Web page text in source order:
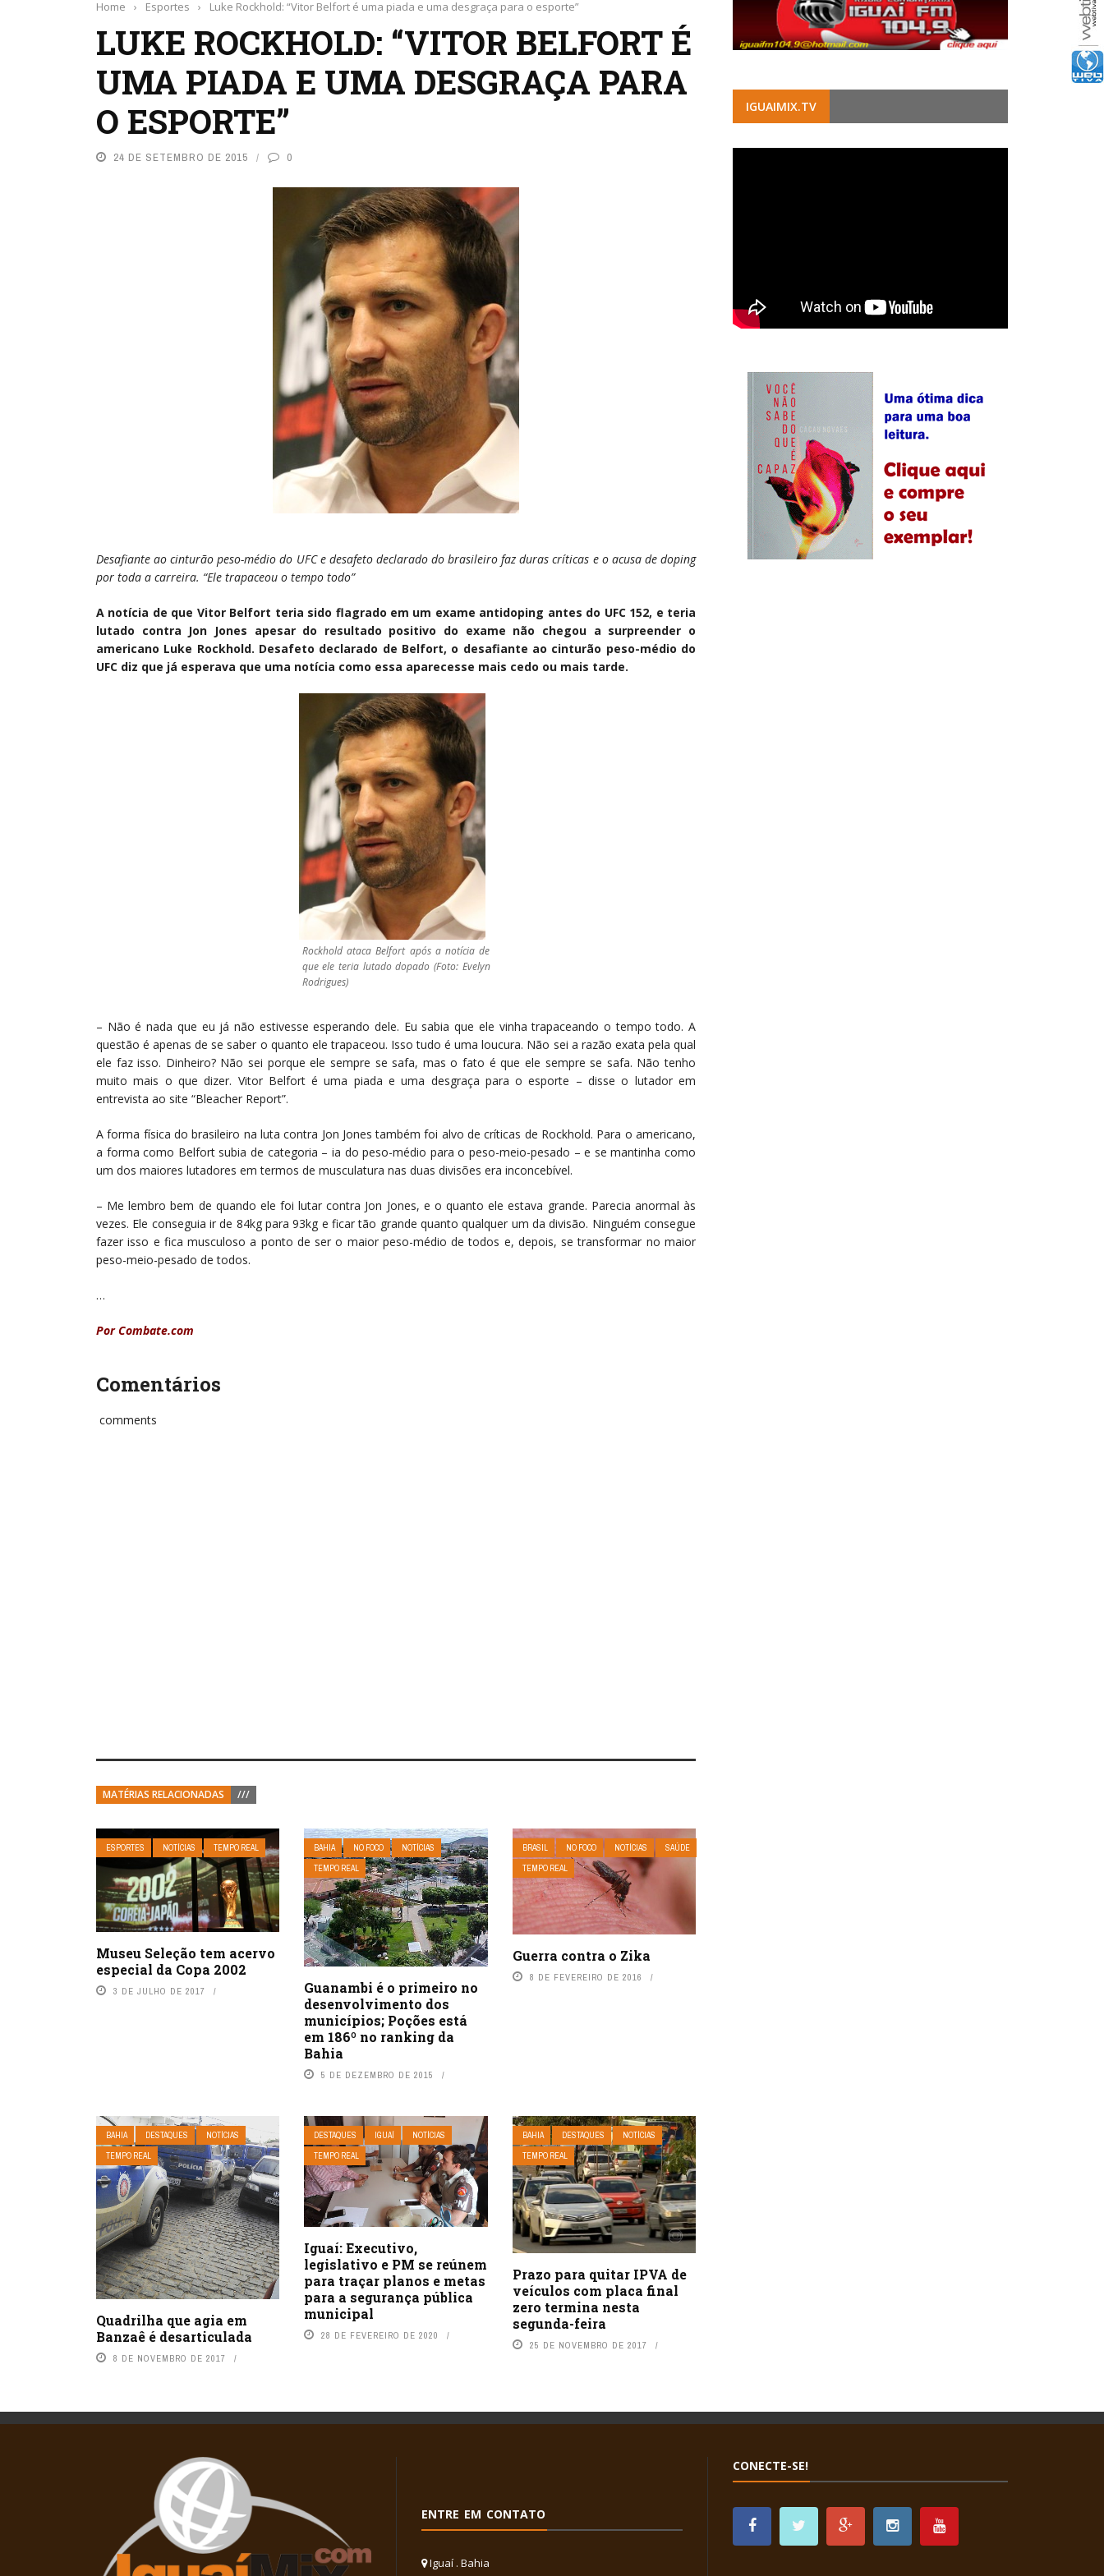
Home › Esportes › Luke Rockhold: “Vitor Belfort é uma piada e uma desgraça para o esporte”
LUKE ROCKHOLD: “VITOR BELFORT É
UMA PIADA E UMA DESGRAÇA PARA
O ESPORTE”
24 DE SETEMBRO DE 2015 0
Desafiante ao cinturão peso-médio do UFC e desafeto declarado do brasileiro faz duras críticas e o acusa de doping
por toda a carreira. “Ele trapaceou o tempo todo”
A notícia de que Vitor Belfort teria sido flagrado em um exame antidoping antes do UFC 152, e teria
lutado contra Jon Jones apesar do resultado positivo do exame não chegou a surpreender o
americano Luke Rockhold. Desafeto declarado de Belfort, o desafiante ao cinturão peso-médio do
UFC diz que já esperava que uma notícia como essa aparecesse mais cedo ou mais tarde.
Rockhold ataca Belfort após a notícia de
que ele teria lutado dopado (Foto: Evelyn
Rodrigues)
– Não é nada que eu já não estivesse esperando dele. Eu sabia que ele vinha trapaceando o tempo todo. A
questão é apenas de se saber o quanto ele trapaceou. Isso tudo é uma loucura. Não sei a razão exata pela qual
ele faz isso. Dinheiro? Não sei porque ele sempre se safa, mas o fato é que ele sempre se safa. Não tenho
muito mais o que dizer. Vitor Belfort é uma piada e uma desgraça para o esporte – disse o lutador em
entrevista ao site “Bleacher Report”.
A forma física do brasileiro na luta contra Jon Jones também foi alvo de críticas de Rockhold. Para o americano,
a forma como Belfort subia de categoria – ia do peso-médio para o peso-meio-pesado – e se mantinha como
um dos maiores lutadores em termos de musculatura nas duas divisões era inconcebível.
– Me lembro bem de quando ele foi lutar contra Jon Jones, e o quanto ele estava grande. Parecia anormal às
vezes. Ele conseguia ir de 84kg para 93kg e ficar tão grande quanto qualquer um da divisão. Ninguém consegue
fazer isso e fica musculoso a ponto de ser o maior peso-médio de todos e, depois, se transformar no maior
peso-meio-pesado de todos.
…
Por Combate.com
Comentários
comments
MATÉRIAS RELACIONADAS ///
ESPORTES NOTÍCIAS TEMPO REAL
Museu Seleção tem acervo
especial da Copa 2002
3 DE JULHO DE 2017
BAHIA NO FOCO
NOTÍCIAS
TEMPO REAL
Guanambi é o primeiro no
desenvolvimento dos
municípios; Poções está
em 186º no ranking da
Bahia
5 DE DEZEMBRO DE 2015
BRASIL NO FOCO NOTÍCIAS
SAÚDE
TEMPO REAL
Guerra contra o Zika
8 DE FEVEREIRO DE 2016
BAHIA DESTAQUES
NOTÍCIAS
TEMPO REAL
Quadrilha que agia em
Banzaê é desarticulada
8 DE NOVEMBRO DE 2017
DESTAQUES IGUAÍ
NOTÍCIAS
TEMPO REAL
Iguaí: Executivo,
legislativo e PM se reúnem
para traçar planos e metas
para a segurança pública
municipal
28 DE FEVEREIRO DE 2020
BAHIA DESTAQUES
NOTÍCIAS
TEMPO REAL
Prazo para quitar IPVA de
veículos com placa final
zero termina nesta
segunda-feira
25 DE NOVEMBRO DE 2017
IGUAIMIX.TV
ENTRE EM CONTATO
Iguaí . Bahia
CONECTE-SE!